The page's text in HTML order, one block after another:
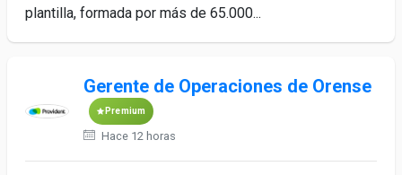
plantilla, formada por más de 65.000...
Gerente de Operaciones de Orense
Premium
Hace 12 horas